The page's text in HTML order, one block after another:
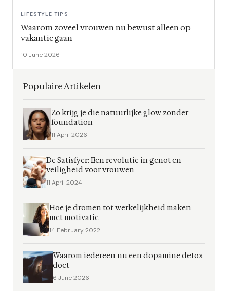
LIFESTYLE TIPS
Waarom zoveel vrouwen nu bewust alleen op
vakantie gaan
10 June 2026
Populaire Artikelen
Zo krijg je die natuurlijke glow zonder
foundation
11 April 2026
De Satisfyer: Een revolutie in genot en
veiligheid voor vrouwen
11 April 2024
Hoe je dromen tot werkelijkheid maken
met motivatie
14 February 2022
Waarom iedereen nu een dopamine detox
doet
6 June 2026